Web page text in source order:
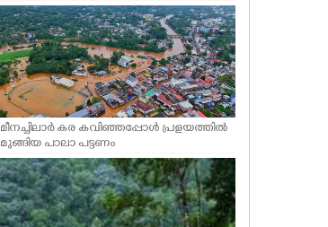
മീനച്ചിലാർ കര കവിഞ്ഞപ്പോൾ പ്രളയത്തിൽ
മുങ്ങിയ പാലാ പട്ടണം